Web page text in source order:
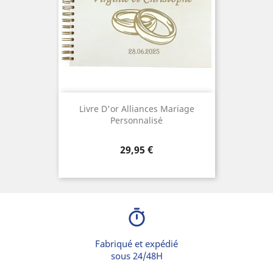
Livre D'or Alliances Mariage
Personnalisé
Prix
29,95 €
timer
Fabriqué et expédié
sous 24/48H